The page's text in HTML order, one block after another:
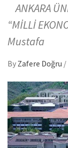
ANKARA
“MİLLİ
Mustafa
By Zafere Doğru /